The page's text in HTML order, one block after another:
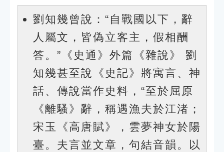
劉知幾曾說：“自戰國以下，辭
人屬文，皆偽立客主，假相酬
答。”《史通》外篇《雜說》 劉
知幾甚至說《史記》將寓言、神
話、傳說當作史料，“至於屈原
《離騷》辭，稱遇漁夫於江渚；
宋玉《高唐賦》，雲夢神女於陽
臺。夫言並文章，句結音韻。以